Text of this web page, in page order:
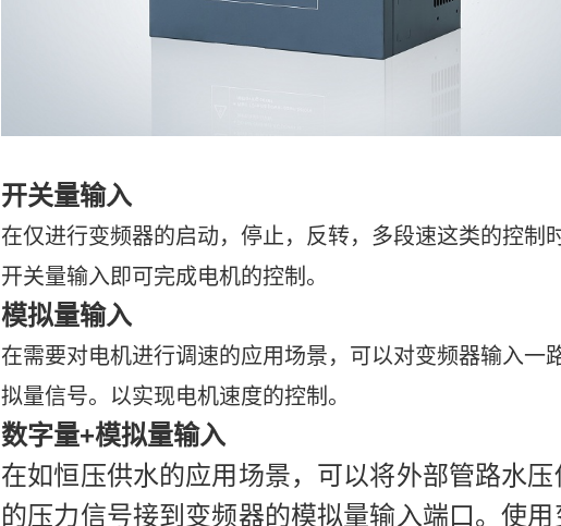
开关量输入
在仅进行变频器的启动，停止，反转，多段速这类的控制
开关量输入即可完成电机的控制。
模拟量输入
在需要对电机进行调速的应用场景，可以对变频器输入一
拟量信号。以实现电机速度的控制。
数字量+模拟量输入
在如恒压供水的应用场景，可以将外部管路水压
的压力信号接到变频器的模拟量输入端口。使用